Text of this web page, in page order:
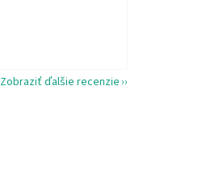
Zobraziť ďalšie recenzie